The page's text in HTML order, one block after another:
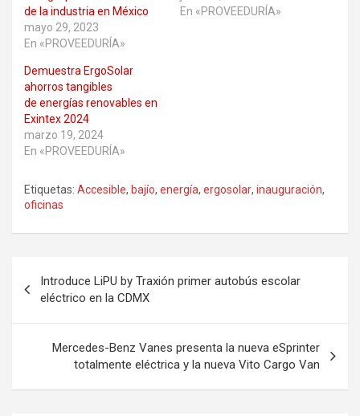
de la industria en México
mayo 29, 2023
En «PROVEEDURÍA»
En «PROVEEDURÍA»
Demuestra ErgoSolar
ahorros tangibles
de energías renovables en
Exintex 2024
marzo 19, 2024
En «PROVEEDURÍA»
Etiquetas: Accesible, bajío, energía, ergosolar, inauguración,
oficinas
de
entradas
Introduce LiPU by Traxión primer autobús escolar
eléctrico en la CDMX
Mercedes-Benz Vanes presenta la nueva eSprinter
totalmente eléctrica y la nueva Vito Cargo Van